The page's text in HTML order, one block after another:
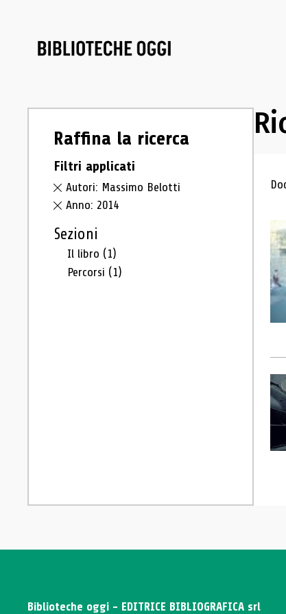
Raffina la ricerca
Filtri applicati
Autori: Massimo Belotti
Anno: 2014
Sezioni
Il libro (1)
Percorsi (1)
Biblioteche oggi - EDITRICE BIBLIOGRAFICA srl